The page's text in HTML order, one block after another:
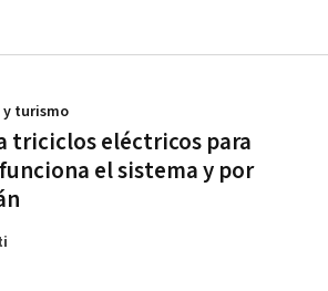
triciclos eléctricos para
el sistema y por
turismo